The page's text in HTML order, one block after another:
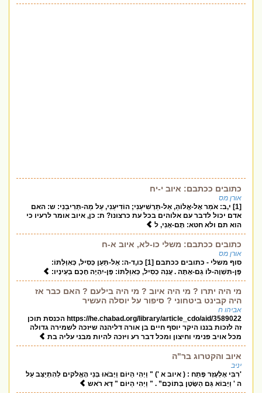
כתובים ככתבם: איוב י-יח
אורן מס
[1] י,ב: אֹמַר אֶל-אֱלוֹהַּ, אַל-תַּרְשִׁיעֵנִי; הוֹדִיעֵנִי, עַל מַה-תְּרִיבֵנִי: ש: האם
אדם יכול לדבר עם אלוהים בכל עת כרצונו? ת: כן, איוב אומר לרעיו כי
הוא תם ולא חטא: תָּם-אָנִי, ל
כתובים ככתבם: משלי כו-לא, איוב א-ח
אורן מס
סוף משלי - כתובים ככתבם [1] כו,ד-ה: אַל-תַּעַן כְּסִיל, כְּאִוַּלְתּוֹ:
פֶּן-תִּשְׁוֶה-לּוֹ גַם-אָתָּה . עֲנֵה כְסִיל, כְּאִוַּלְתּוֹ: פֶּן-יִהְיֶה חָכָם בְּעֵינָיו:
מי היה יתרו ? מי היה איוב ? מי היה בילעם ? האם כבר אז
היה קבינט ביטחוני ? סיפור על יוסלה העשיר
אביהו ח
https://he.chabad.org/library/article_cdo/aid/3589022 הכנסת תוכן
זה לזכות בננו היקר יוסף חיים בן אורה דליהנה שיזכה לשמירה גדולה
מכל אויב פנימי וחיצון ומכל דבר רע ויזכה להיות מבני עליה בת
איוב והקטרוג בר"ה
יניב
'רִבִּי אֶלְעָזָר פָּתַח : ( איוב א ') " וַיְהִי הַיּוֹם וַיָּבֹאוּ בְּנֵי הָאֱלֹקים לְהִתְיַצֵּב עַל
ה ' וַיָּבוֹא גַּם הַשָּׂטָן בְּתוֹכָם” . " וַיְהִי הַיּוֹם " דָּא רֹאש